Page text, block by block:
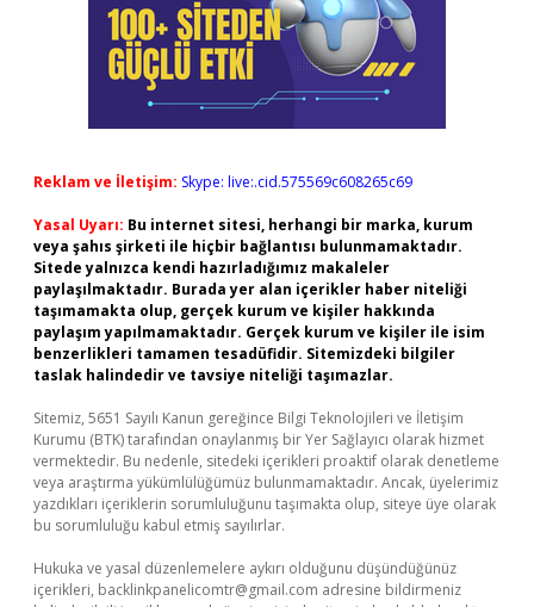
Reklam ve İletişim: Skype: live:.cid.575569c608265c69
Yasal Uyarı: Bu internet sitesi, herhangi bir marka, kurum
veya şahıs şirketi ile hiçbir bağlantısı bulunmamaktadır.
Sitede yalnızca kendi hazırladığımız makaleler
paylaşılmaktadır. Burada yer alan içerikler haber niteliği
taşımamakta olup, gerçek kurum ve kişiler hakkında
paylaşım yapılmamaktadır. Gerçek kurum ve kişiler ile isim
benzerlikleri tamamen tesadüfidir. Sitemizdeki bilgiler
taslak halindedir ve tavsiye niteliği taşımazlar.
Sitemiz, 5651 Sayılı Kanun gereğince Bilgi Teknolojileri ve İletişim
Kurumu (BTK) tarafından onaylanmış bir Yer Sağlayıcı olarak hizmet
vermektedir. Bu nedenle, sitedeki içerikleri proaktif olarak denetleme
veya araştırma yükümlülüğümüz bulunmamaktadır. Ancak, üyelerimiz
yazdıkları içeriklerin sorumluluğunu taşımakta olup, siteye üye olarak
bu sorumluluğu kabul etmiş sayılırlar.
Hukuka ve yasal düzenlemelere aykırı olduğunu düşündüğünüz
içerikleri, backlinkpanelicomtr@gmail.com adresine bildirmeniz